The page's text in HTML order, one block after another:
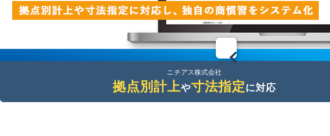
ニチアス株式会社
拠点別計上や寸法指定 に対応